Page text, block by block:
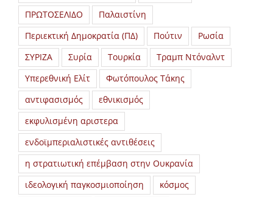
ΠΡΩΤΟΣΕΛΙΔΟ
Παλαιστίνη
Περιεκτική Δημοκρατία (ΠΔ)
Πούτιν
Ρωσία
ΣΥΡΙΖΑ
Συρία Τουρκία
Τραμπ Ντόναλντ
Υπερεθνική Ελίτ
Φωτόπουλος Τάκης
αντιφασισμός
εθνικισμός
εκφυλισμένη αριστερα
ενδοϊμπεριαλιστικές αντιθέσεις
η στρατιωτική επέμβαση στην Ουκρανία
ιδεολογική παγκοσμιοποίηση
κόσμος